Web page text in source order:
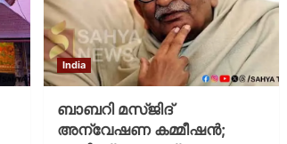
India
ബാബറി മസ്ജിദ്
അന്വേഷണ കമ്മീഷന്‍;